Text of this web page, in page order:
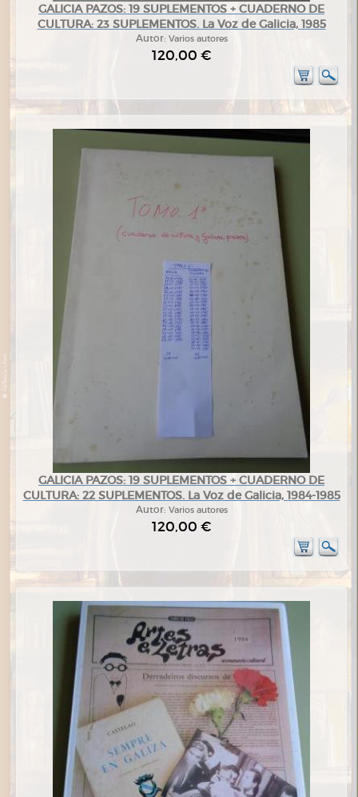
GALICIA PAZOS: 19 SUPLEMENTOS + CUADERNO DE
CULTURA: 23 SUPLEMENTOS. La Voz de Galicia, 1985
Autor: Varios autores
120,00 €
GALICIA PAZOS: 19 SUPLEMENTOS + CUADERNO DE
CULTURA: 22 SUPLEMENTOS. La Voz de Galicia, 1984-1985
Autor: Varios autores
120,00 €